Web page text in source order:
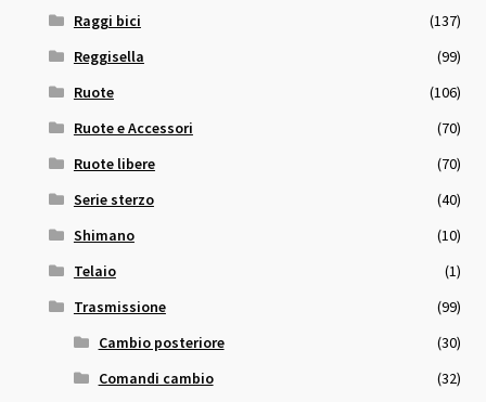
Raggi bici
(137)
Reggisella
(99)
Ruote
(106)
Ruote e Accessori
(70)
Ruote libere
(70)
Serie sterzo
(40)
Shimano
(10)
Telaio
(1)
Trasmissione
(99)
Cambio posteriore
(30)
Comandi cambio
(32)